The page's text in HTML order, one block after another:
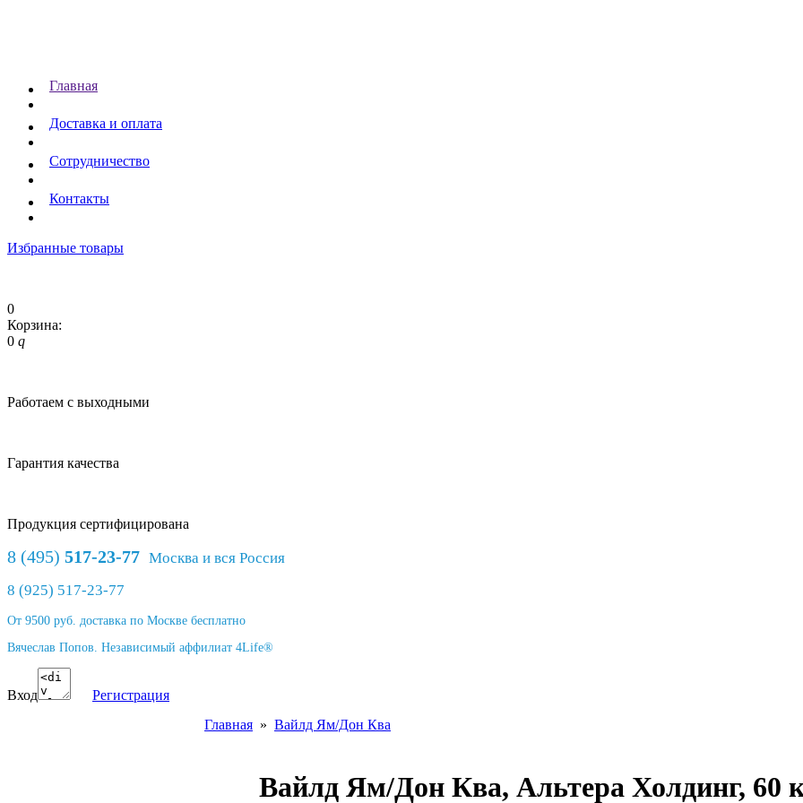
Главная
Доставка и оплата
Сотрудничество
Контакты
Избранные товары
0
Корзина:
0 q
Работаем с выходными
Гарантия качества
Продукция сертифицирована
8 (495) 517-23-77 Москва и вся Россия
8 (925) 517-23-77
От 9500 руб. доставка по Москве бесплатно
Вячеслав Попов. Независимый аффилиат 4Life®
Вход
Регистрация
Главная » Вайлд Ям/Дон Ква
Вайлд Ям/Дон Ква, Альтера Холдинг, 60